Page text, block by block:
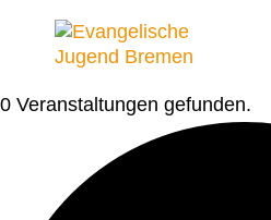
0 Veranstaltungen gefunden.